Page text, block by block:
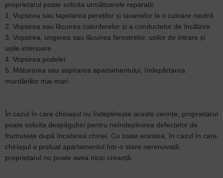
proprietarul poate solicita următoarele reparații:
1. Vopsirea sau tapetarea pereților și tavanelor la o culoare neutră
2. Vopsirea sau lăcuirea caloriferelor și a conductelor de încălzire
3. Vopsirea, ungerea sau lăcuirea ferestrelor, ușilor de intrare și
ușile interioare
4. Vopsirea podelei
5. Măturarea sau aspirarea apartamentului, îndepărtarea
murdăriilor mai mari
În cazul în care chiriașul nu îndeplinește aceste cerințe, proprietarul
poate solicita despăgubiri pentru neîndeplinirea defectelor de
frumusețe după încetarea chiriei. Cu toate acestea, în cazul în care
chiriașul a preluat apartamentul într-o stare nerenovată,
proprietarul nu poate avea nicio creanță.